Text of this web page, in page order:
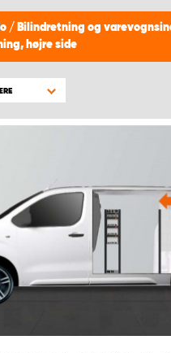
/ Bilindretning og
højre side